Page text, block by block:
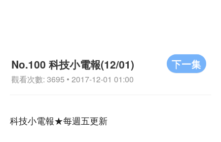
下一集
No.100 科技小電報(12/01)
觀看次數: 3695 • 2017-12-01 01:00
科技小電報★每週五更新